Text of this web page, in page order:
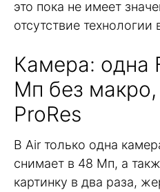
это пока не имеет
отсутствие технологии
Камера: одна
Мп без макро,
ProRes
В Air только одна
снимает в 48 Мп, а
картинку в два раза,